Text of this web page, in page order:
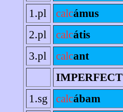
1.pl
calcámus
2.pl
calcátis
3.pl
calcant
IMPERFECT
1.sg
calcábam